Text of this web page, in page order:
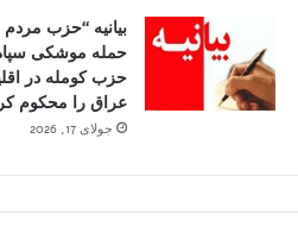
بیانیه “حزب
حمله موشکی
حزب کومله در
عراق را محکوم
جولای 17, 2026